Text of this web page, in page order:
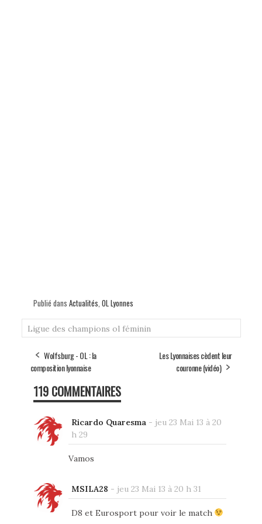
Publié dans Actualités OL Lyonnes
Ligue des champions ol féminin
Wolfsburg - OL : la
composition lyonnaise
Les Lyonnaises cèdent leur
couronne (vidéo)
119 COMMENTAIRES
Ricardo Quaresma- jeu 23 Mai 13 à 20
h 29
Vamos
MSILA28 - jeu 23 Mai 13 à 20 h 31
D8 et Eurosport pour voir le match